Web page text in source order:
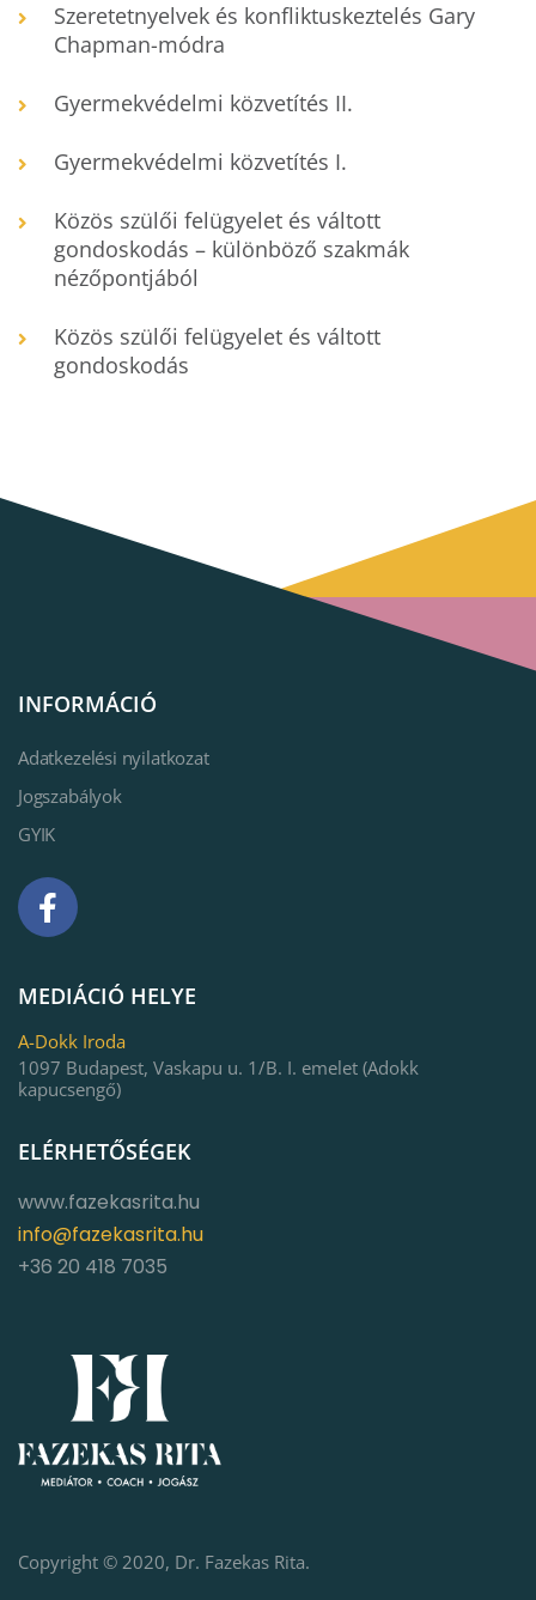
Szeretetnyelvek és konfliktuskeztelés Gary
Chapman-módra
Gyermekvédelmi közvetítés II.
Gyermekvédelmi közvetítés I.
Közös szülői felügyelet és váltott
gondoskodás – különböző szakmák
nézőpontjából
Közös szülői felügyelet és váltott
gondoskodás
ELÉRHETŐSÉGEK
www.fazekasrita.hu
info@fazekasrita.hu
+36 20 418 7035
MEDIÁCIÓ HELYE
A-Dokk Iroda
1097 Budapest, Vaskapu u. 1/B. I. emelet (Adokk
kapucsengő)
INFORMÁCIÓ
Adatkezelési nyilatkozat
Jogszabályok
GYIK
Copyright © 2020, Dr. Fazekas Rita.